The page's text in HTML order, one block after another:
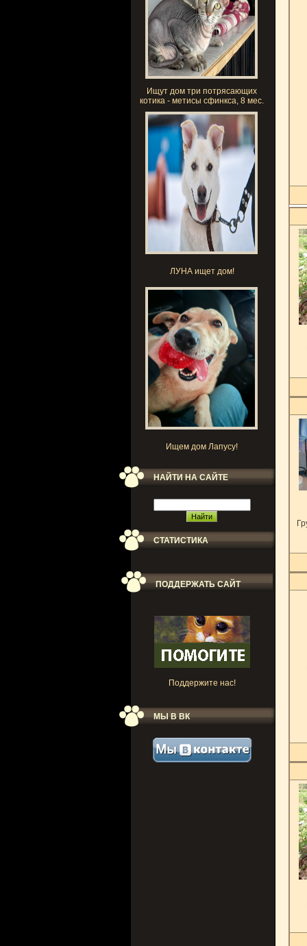
Ищут дом три потрясающих
котика - метисы сфинкса, 8 мес.
ЛУНА ищет дом!
Ищем дом Лапусу!
НАЙТИ НА САЙТЕ
СТАТИСТИКА
ПОДДЕРЖАТЬ САЙТ
Поддержите нас!
МЫ В ВК